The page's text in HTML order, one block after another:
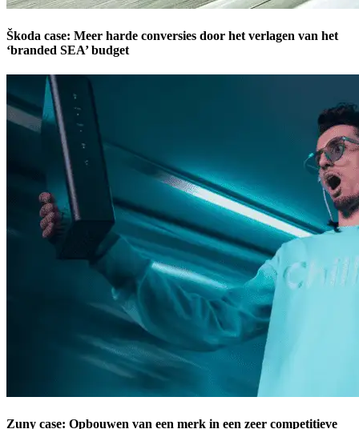
Škoda case: Meer harde conversies door het verlagen van het
‘branded SEA’ budget
Zuny case: Opbouwen van een merk in een zeer competitieve